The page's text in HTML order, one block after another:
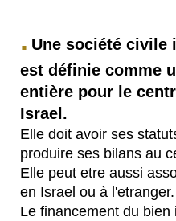
. Une société civile
est définie comme
entière pour le
Israel.
Elle doit avoir ses
produire ses bilans au
Elle peut etre aussi
en Israel ou à l'etranger.
Le financement du